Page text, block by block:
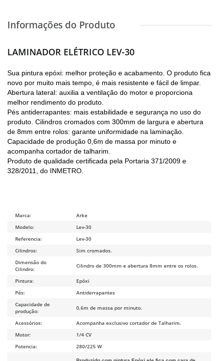
LAMINADOR ELÉTRICO LEV-30
Sua pintura epóxi: melhor proteção e acabamento. O produto fica
novo por muito mais tempo, é mais resistente e fácil de limpar.
Abertura lateral: auxilia a ventilação do motor e proporciona
melhor rendimento do produto.
Pés antiderrapantes: mais estabilidade e segurança no uso do
produto. Cilindros cromados com 300mm de largura e abertura
de 8mm entre rolos: garante uniformidade na laminação.
Capacidade de produção 0,6m de massa por minuto e
acompanha cortador de talharim.
Produto de qualidade certificada pela Portaria 371/2009 e
328/2011, do INMETRO.
Marca:
Arke
Modelo:
Lev-30
Referencia:
Lev-30
Cilindros:
Sim cromados.
Dimensão do
Cilindro:
Cilindro de 300mm e abertura 8mm entre os rolos.
Pintura:
Epóxi
Pés:
Antiderrapantes
Capacidade de
produção:
0,6m de massa por minuto.
Acessórios:
Acompanha exclusivo cortador de Talharim.
Motor:
1/4 CV
Potencia:
280/225 W